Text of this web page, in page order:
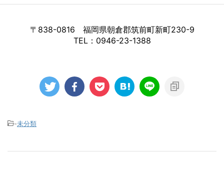
〒838-0816 福岡県朝倉郡筑前町新町230-9
TEL：0946-23-1388
-未分類